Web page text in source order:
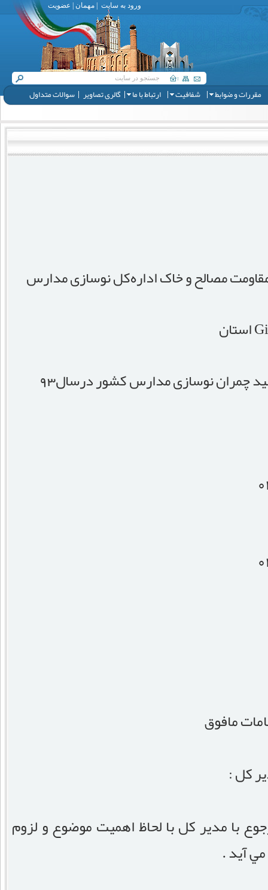
ورود به سایت مهمان عضویت
مقررات و ضوابط شفافیت ارتباط با ما گالری تصاویر سوالات متداول
مصالح و خاک اداره‌کل نوسازی مدارس
چمران نوسازی مدارس کشور درسال93
مافوق
کل :
با مدير کل با لحاظ اهميت موضوع و لزوم
آيد .